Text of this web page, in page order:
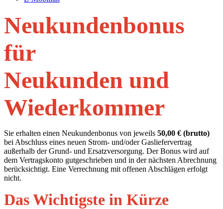
Neukundenbonus
für
Neukunden und
Wiederkommer
Sie erhalten einen Neukundenbonus von jeweils 50,00 € (brutto)
bei Abschluss eines neuen Strom- und/oder Gasliefervertrag
außerhalb der Grund- und Ersatzversorgung. Der Bonus wird auf
dem Vertragskonto gutgeschrieben und in der nächsten Abrechnung
berücksichtigt. Eine Verrechnung mit offenen Abschlägen erfolgt
nicht.
Das Wichtigste in Kürze